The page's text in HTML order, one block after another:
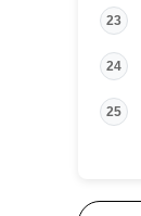
23
24
25